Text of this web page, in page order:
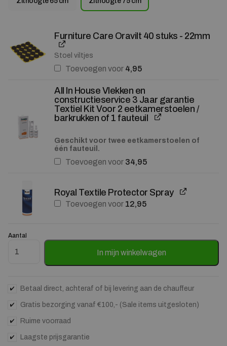
Furniture Care Oravilt 40 stuks - 22mm
Stoel viltjes
Toevoegen voor 4,95
All In House Vlekken en
constructieservice 3 Jaar garantie
Textiel Kit Voor 2 eetkamerstoelen /
barkrukken of 1 fauteuil
Geschikt voor twee eetkamerstoelen of
één fauteuil.
Toevoegen voor 34,95
Royal Textile Protector Spray
Toevoegen voor 12,95
Aantal
Barstoel Rayven Essen en stof Bruin (zithoogte 75cm) aantal
In mijn winkelwagen
Betaal direct, achteraf of bij levering aan de chauffeur
Gratis bezorging vanaf €100,- (Sale items uitgesloten)
Ruime voorraad
Laagste prijsgarantie